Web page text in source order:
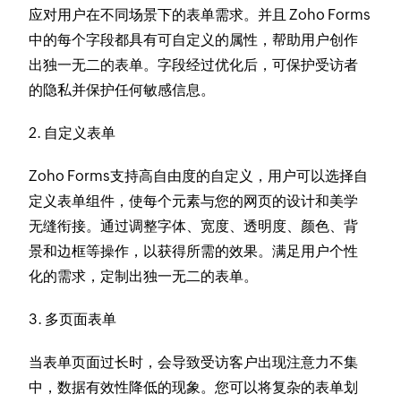
应对用户在不同场景下的表单需求。并且 Zoho Forms
中的每个字段都具有可自定义的属性，帮助用户创作
出独一无二的表单。字段经过优化后，可保护受访者
的隐私并保护任何敏感信息。
2. 自定义表单
Zoho Forms支持高自由度的自定义，用户可以选择自
定义表单组件，使每个元素与您的网页的设计和美学
无缝衔接。通过调整字体、宽度、透明度、颜色、背
景和边框等操作，以获得所需的效果。满足用户个性
化的需求，定制出独一无二的表单。
3. 多页面表单
当表单页面过长时，会导致受访客户出现注意力不集
中，数据有效性降低的现象。您可以将复杂的表单划